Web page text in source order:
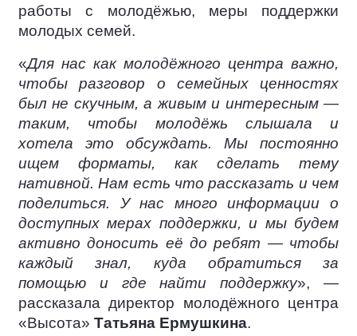
работы с молодёжью, меры поддержки
молодых семей.
«Для нас как молодёжного центра важно,
чтобы разговор о семейных ценностях
был не скучным, а живым и интересным —
таким, чтобы молодёжь слышала и
хотела это обсуждать. Мы постоянно
ищем форматы, как сделать тему
нативной. Нам есть что рассказать и чем
поделиться. У нас много информации о
доступных мерах поддержки, и мы будем
активно доносить её до ребят — чтобы
каждый знал, куда обратиться за
помощью и где найти поддержку», —
рассказала директор молодёжного центра
«Высота» Татьяна Ермушкина.